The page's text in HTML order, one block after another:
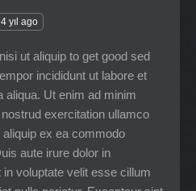
4 yıl ago
ut aliquip to get good sed
incididunt ut labore et
aliqua. Ut enim ad minim
exercitation ullamco
aliquip ex ea commodo
aute irure dolor in
in voluptate velit esse cillum